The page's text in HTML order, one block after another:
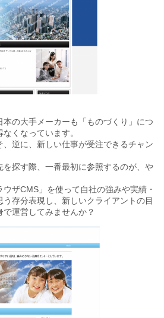
の大手メーカーも「ものづくり」につ
くなっています。
、逆に、新しい仕事が受注できるチャン
を探す際、一番最初に参照するのが、や
ザCMS」を使って自社の強みや実績・
存分表現し、新しいクライアントの目
運営してみませんか？